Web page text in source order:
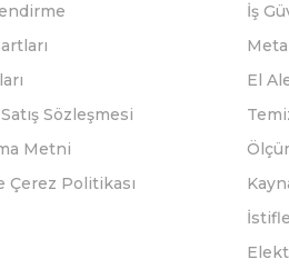
Sözleşmesi
Metni
Çerez Politikası
İş
El